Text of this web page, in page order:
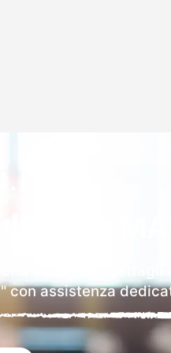
tua
via email i dettagli
assistenza